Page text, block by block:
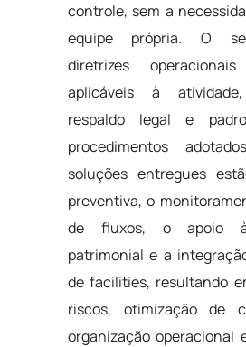
controle, sem a
equipe própria. O
diretrizes
aplicáveis à
respaldo legal e
procedimentos
soluções entregues
preventiva, o
de fluxos, o apoio à
patrimonial e a
de facilities, resultando
riscos, otimização de
organização operacional